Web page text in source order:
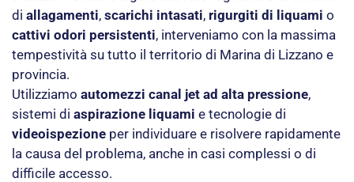
di allagamenti, scarichi intasati, rigurgiti di liquami o
cattivi odori persistenti, interveniamo con la massima
tempestività su tutto il territorio di Marina di Lizzano e
provincia.
Utilizziamo automezzi canal jet ad alta pressione,
sistemi di aspirazione liquami e tecnologie di
videoispezione per individuare e risolvere rapidamente
la causa del problema, anche in casi complessi o di
difficile accesso.